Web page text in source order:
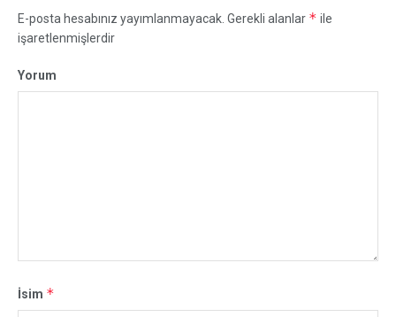
E-posta hesabınız yayımlanmayacak. Gerekli alanlar * ile
işaretlenmişlerdir
Yorum
İsim *